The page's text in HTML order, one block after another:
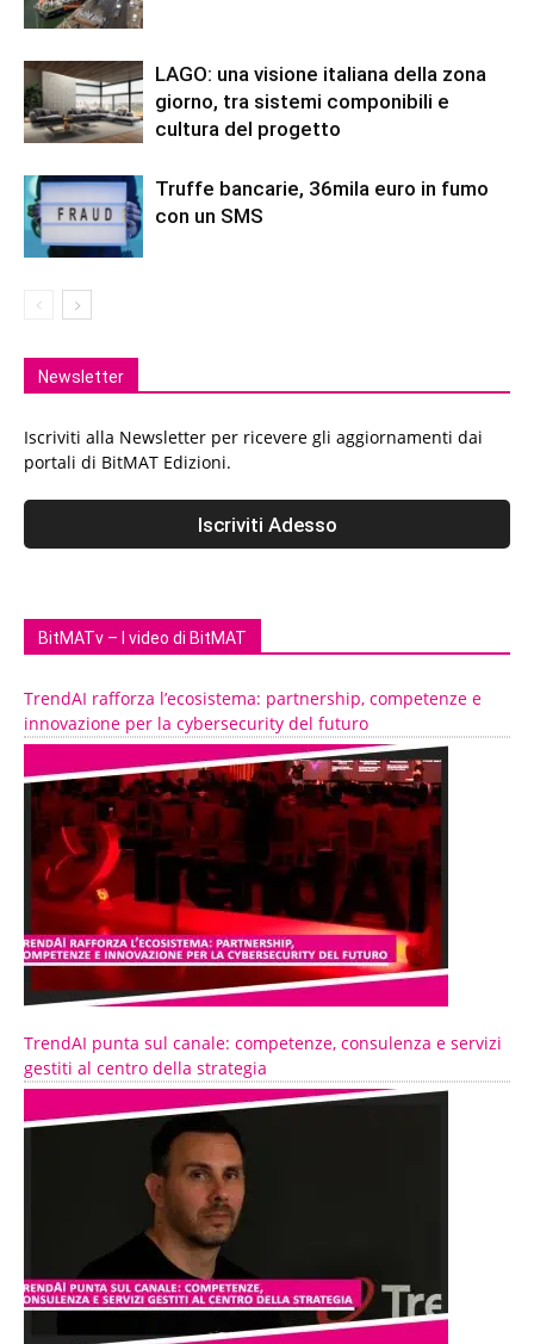
LAGO: una visione italiana della zona
giorno, tra sistemi componibili e
cultura del progetto
Truffe bancarie, 36mila euro in fumo
con un SMS
Newsletter
Iscriviti alla Newsletter per ricevere gli aggiornamenti dai
portali di BitMAT Edizioni.
BitMATv – I video di BitMAT
TrendAI rafforza l’ecosistema: partnership, competenze e
innovazione per la cybersecurity del futuro
TrendAI punta sul canale: competenze, consulenza e servizi
gestiti al centro della strategia